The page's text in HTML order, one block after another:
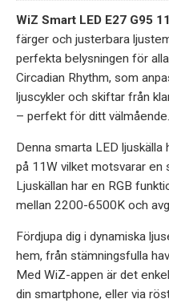
WiZ Smart LED E27 G95
färger och justerbara
perfekta belysningen för
Circadian Rhythm, som
ljuscykler och skiftar från
– perfekt för ditt välmående.
Denna smarta LED
på 11W vilket motsvarar en
Ljuskällan har en RGB
mellan 2200-6500K och
Fördjupa dig i dynamiska
hem, från stämningsfulla
Med WiZ-appen är det
din smartphone, eller via